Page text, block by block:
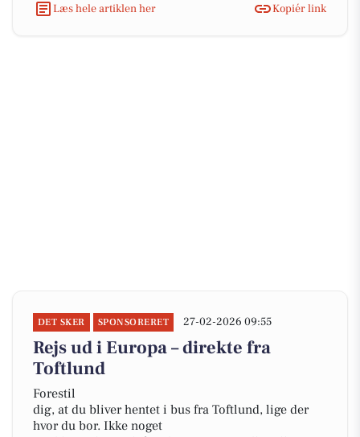
Læs hele artiklen her
Kopiér link
DET SKER SPONSORERET 27-02-2026 09:55
Rejs ud i Europa – direkte fra
Toftlund
Forestil
dig, at du bliver hentet i bus fra Toftlund, lige der
hvor du bor. Ikke noget